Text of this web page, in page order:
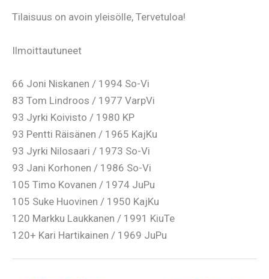
Tilaisuus on avoin yleisölle, Tervetuloa!
Ilmoittautuneet
66 Joni Niskanen / 1994 So-Vi
83 Tom Lindroos / 1977 VarpVi
93 Jyrki Koivisto / 1980 KP
93 Pentti Räisänen / 1965 KajKu
93 Jyrki Nilosaari / 1973 So-Vi
93 Jani Korhonen / 1986 So-Vi
105 Timo Kovanen / 1974 JuPu
105 Suke Huovinen / 1950 KajKu
120 Markku Laukkanen / 1991 KiuTe
120+ Kari Hartikainen / 1969 JuPu